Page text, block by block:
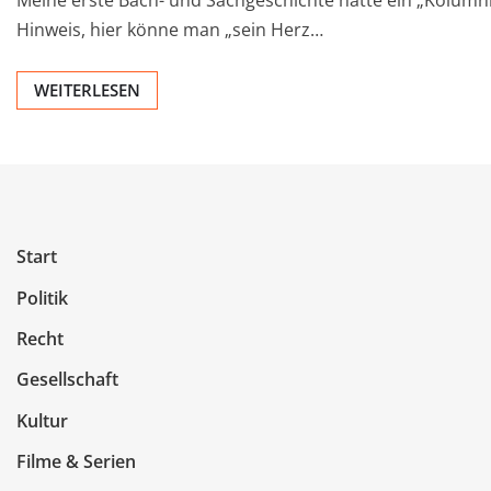
Hinweis, hier könne man „sein Herz…
WEITERLESEN
Start
Politik
Recht
Gesellschaft
Kultur
Filme & Serien